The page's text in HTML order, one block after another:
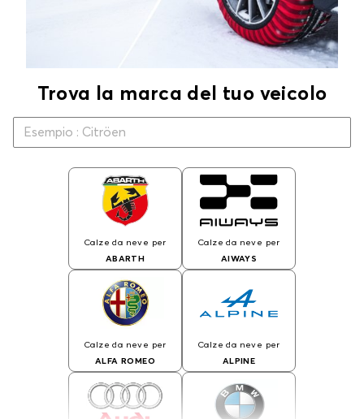
Trova la marca del tuo veicolo
Calze da neve per
ABARTH
Calze da neve per
AIWAYS
Calze da neve per
ALFA ROMEO
Calze da neve per
ALPINE